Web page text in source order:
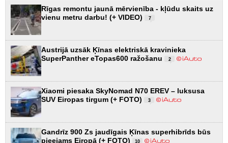
Rīgas remontu jaunā mērvienība - kļūdu skaits uz
vienu metru darbu! (+ VIDEO)
7
Austrijā uzsāk Ķīnas elektriskā kravinieka
SuperPanther eTopas600 ražošanu
2
Xiaomi piesaka SkyNomad N70 EREV – luksusa
SUV Eiropas tirgum (+ FOTO)
3
Gandrīz 900 Zs jaudīgais Ķīnas superhibrīds būs
pieejams Eiropā (+ FOTO)
10